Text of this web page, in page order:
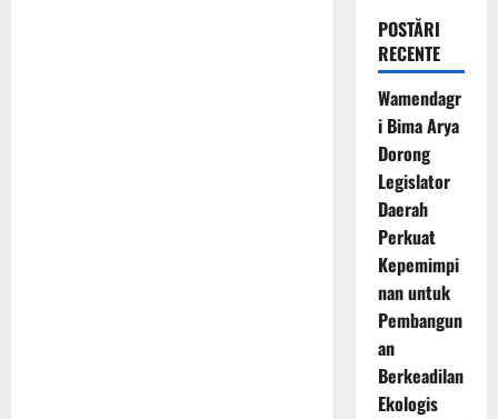
POSTĂRI
RECENTE
Wamendagr
i Bima Arya
Dorong
Legislator
Daerah
Perkuat
Kepemimpi
nan untuk
Pembangun
an
Berkeadilan
Ekologis